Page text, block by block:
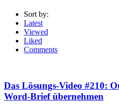
Sort by:
Latest
Viewed
Liked
Comments
Das Lösungs-Video #210:
Word-Brief übernehmen